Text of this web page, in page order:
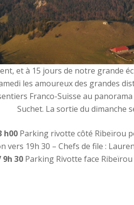
et à 15 jours de notre grande
les amoureux des grandes
Franco-Suisse au
Suchet. La sortie du dimanche
h00 Parking rivotte côté Ribeïrou
vers 19h 30 – Chefs de file :
9h 30 Parking Rivotte face